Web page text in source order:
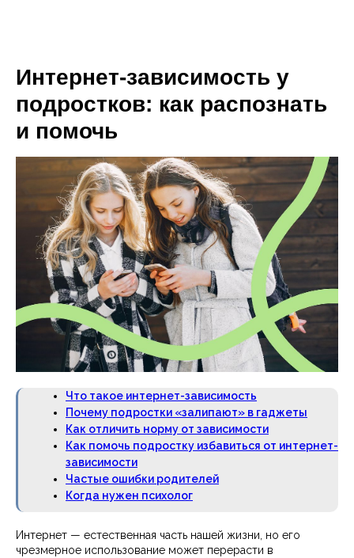
Интернет-зависимость у
подростков: как распознать
и помочь
Что такое интернет-зависимость
Почему подростки «залипают» в гаджеты
Как отличить норму от зависимости
Как помочь подростку избавиться от интернет-
зависимости
Частые ошибки родителей
Когда нужен психолог
Интернет — естественная часть нашей жизни, но его
чрезмерное использование может перерасти в